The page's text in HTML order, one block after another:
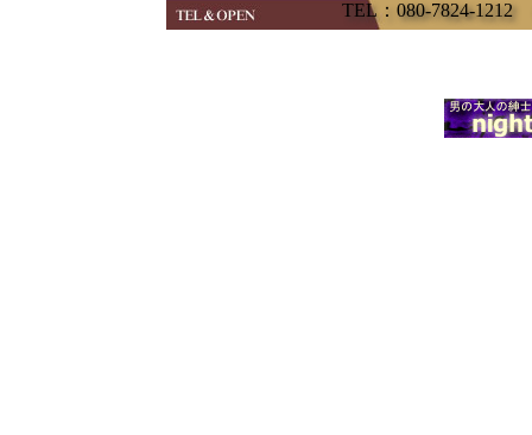
TEL：080-7824-